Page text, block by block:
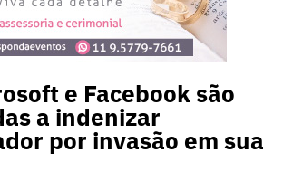
e Facebook são
a indenizar
por invasão em sua